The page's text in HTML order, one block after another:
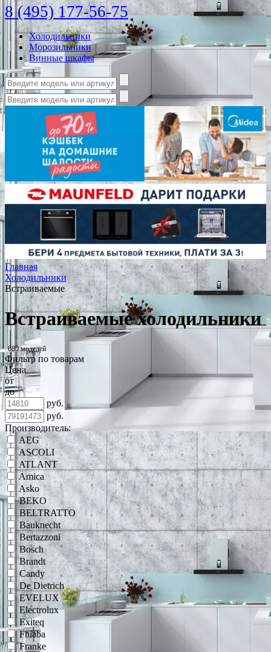
8 (495) 177-56-75
Холодильники
Морозильники
Винные шкафы
Главная
Холодильники
Встраиваемые
Встраиваемые холодильники
680 моделей
Фильтр по товарам
Цена
от
до
руб.
руб.
Производитель:
AEG
ASCOLI
ATLANT
Amica
Asko
BEKO
BELTRATTO
Bauknecht
Bertazzoni
Bosch
Brandt
Candy
De Dietrich
EVELUX
Electrolux
Exiteq
Fhiaba
Franke